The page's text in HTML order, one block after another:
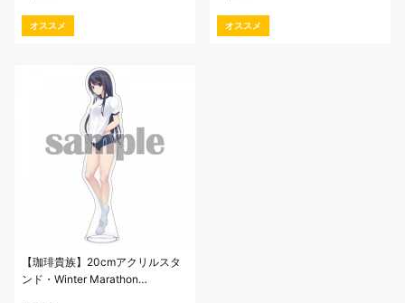
オススメ オススメ
【珈琲貴族】20cmアクリルスタ
ンド・Winter Marathon